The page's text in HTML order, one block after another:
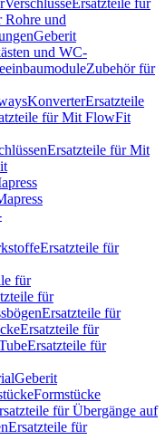
VerschlüsseErsatzteile für
Rohre und
Geberit
und WC-
Zubehör für
KonverterErsatzteile
für Mit FlowFit
Ersatzteile für Mit
Ersatzteile für
für
für
Ersatzteile für
Ersatzteile für
Ersatzteile für
Geberit
Formstücke
für Übergänge auf
Ersatzteile für